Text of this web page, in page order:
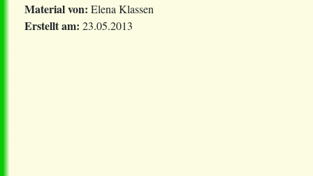
Material von: Elena Klassen
Erstellt am: 23.05.2013